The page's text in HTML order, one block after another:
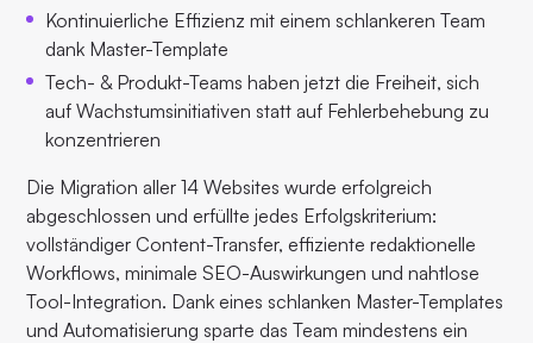
Kontinuierliche Effizienz mit einem schlankeren Team
dank Master-Template
Tech- & Produkt-Teams haben jetzt die Freiheit, sich
auf Wachstumsinitiativen statt auf Fehlerbehebung zu
konzentrieren
Die Migration aller 14 Websites wurde erfolgreich
abgeschlossen und erfüllte jedes Erfolgskriterium:
vollständiger Content-Transfer, effiziente redaktionelle
Workflows, minimale SEO-Auswirkungen und nahtlose
Tool-Integration. Dank eines schlanken Master-Templates
und Automatisierung sparte das Team mindestens ein